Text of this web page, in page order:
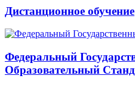
Дистанционное обучение
Федеральный
Образовательный